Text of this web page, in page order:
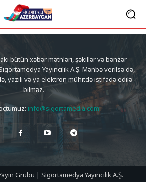
bütün xəbər mətnləri, şəkillər və bənzər
Yayıncılık A.Ş. Mənbə verilsə də,
yazılı və ya elektron mühitdə istifadə edilə
bilməz.
info@sigortamedia.com
Grubu | Sigortamedya Yayıncılık A.Ş.